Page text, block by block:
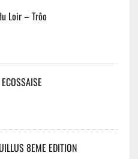
Loir – Trôo
8EME EDITION